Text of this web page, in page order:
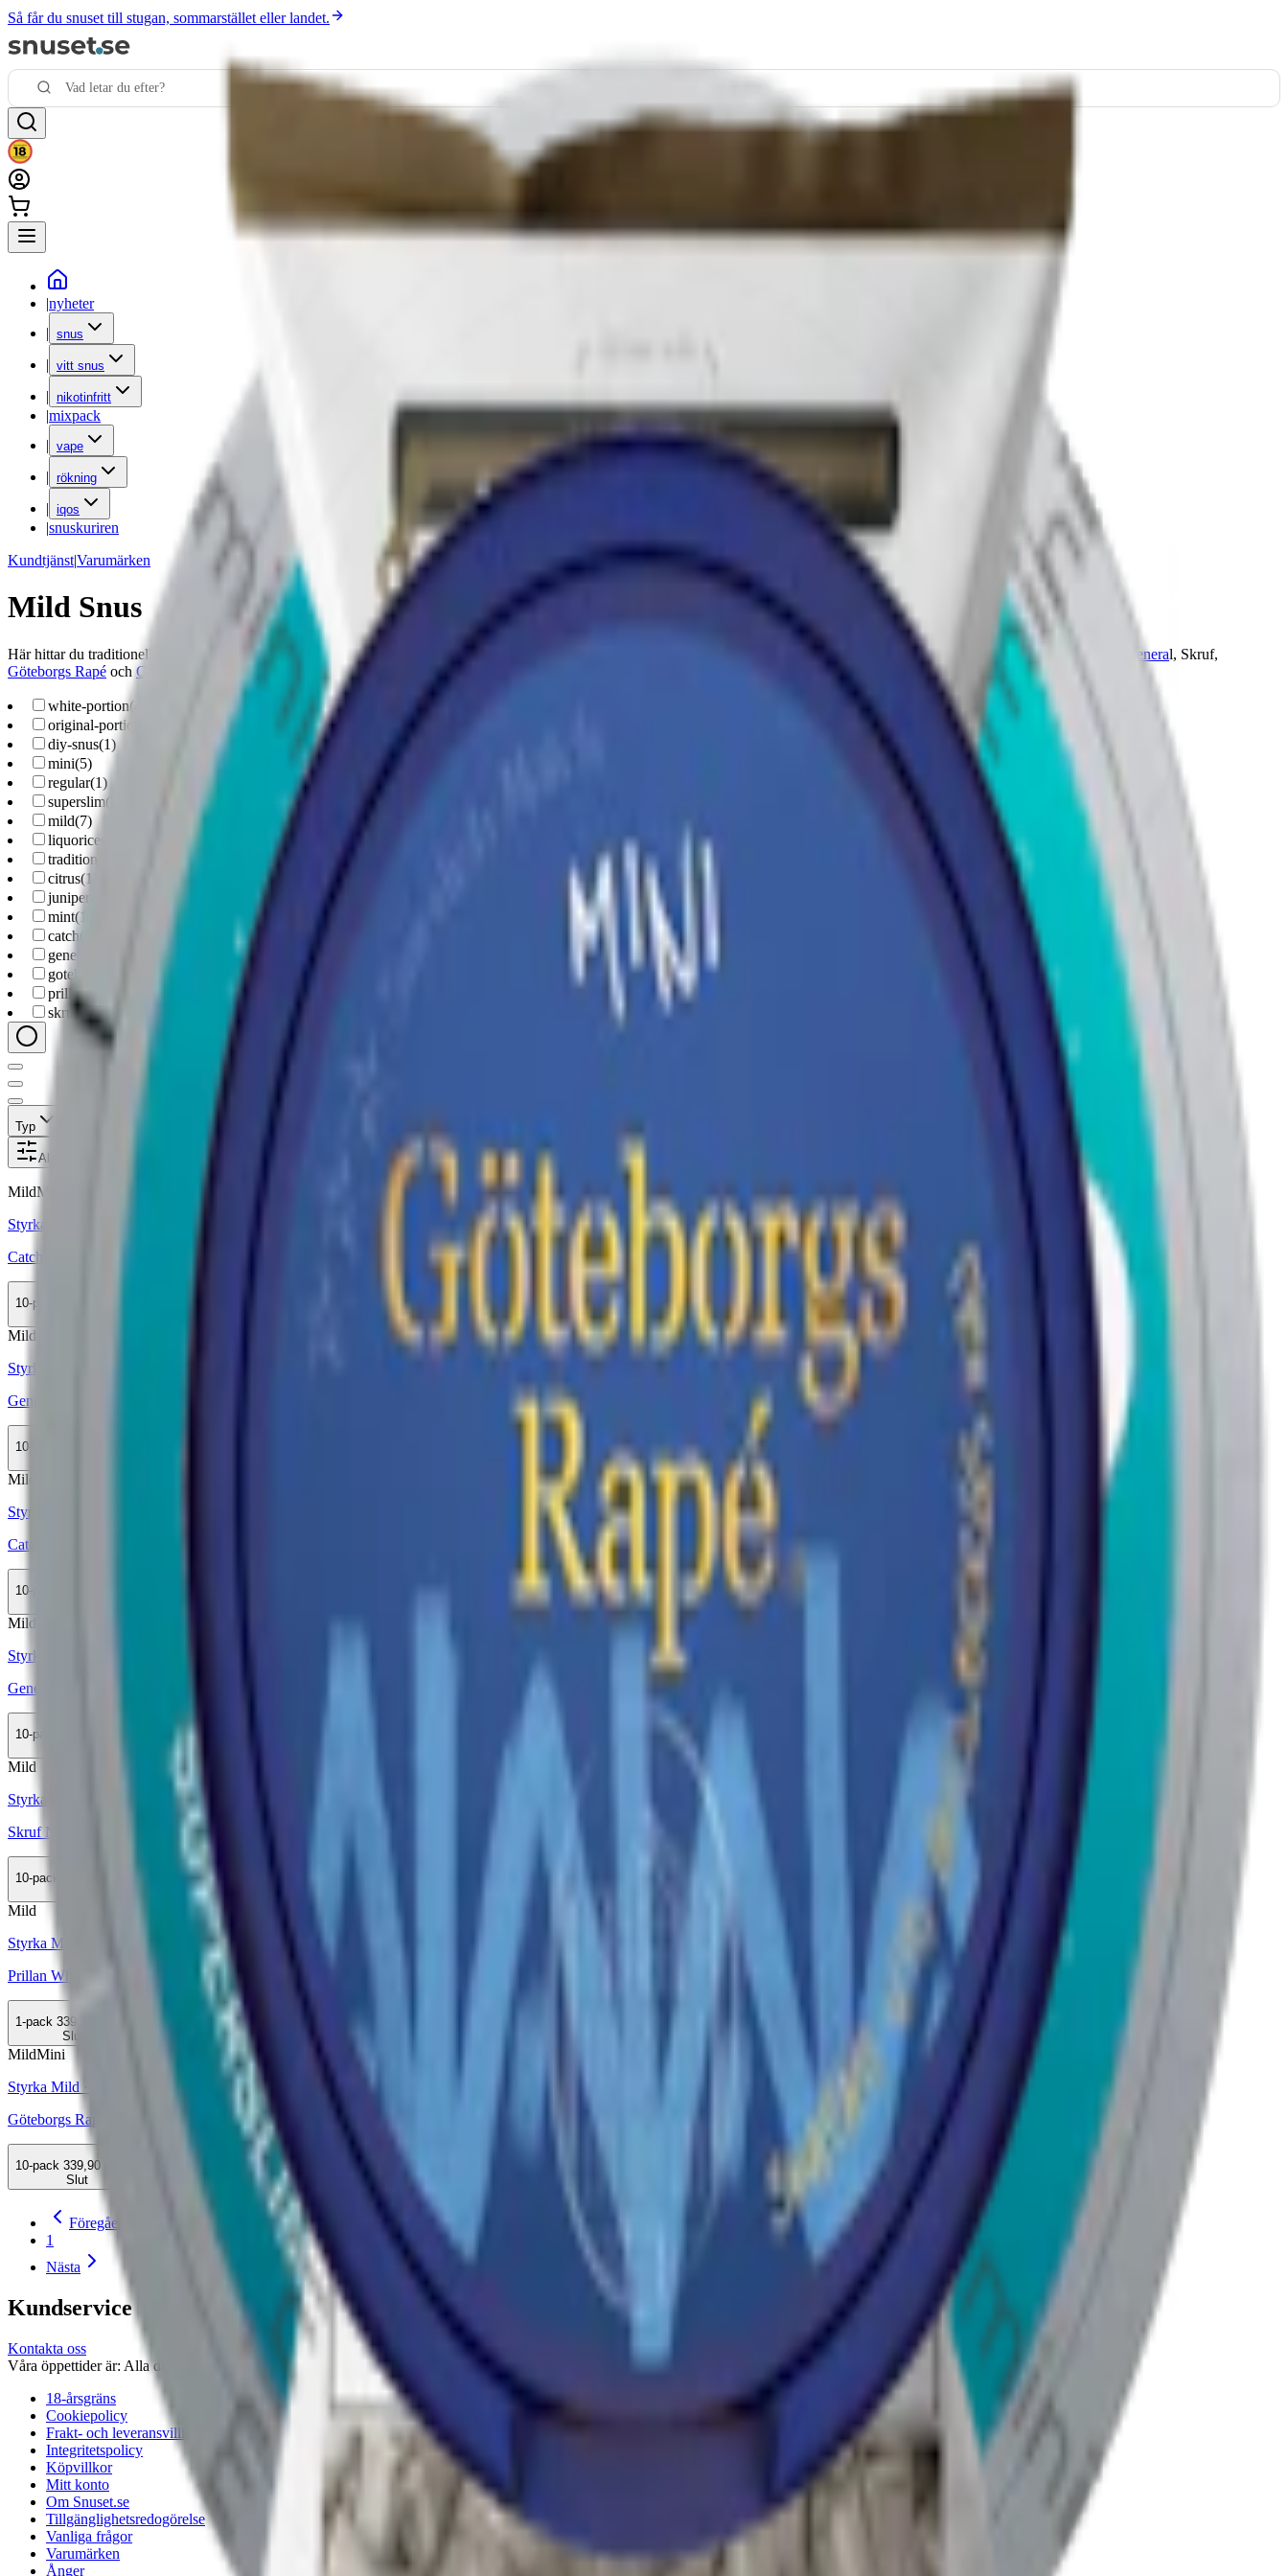
Så får du snuset till stugan, sommarstället eller landet.
|nyheter
| snus
| vitt snus
| nikotinfritt
|mixpack
| vape
| rökning
| iqos
|snuskuriren
Kundtjänst|Varumärken
Mild Snus
Här hittar du traditionellt tobakssnus som klassas som milt snus. Hos oss på snuset.se innebär det snus med nikotin upp till 6 mg per prilla och återfinns bland annat från varumärken som General, Skruf,
Göteborgs Rapé och Catch
white-portion(
original-portion
diy-snus(1)
mini(5)
regular(1)
superslim(
mild(7)
liquorice
traditional
citrus(1
juniper
mint(1
catch(
general
goteborgs-rape
prillan(
skruf( 1)
Typ
Alla filter
MildMini
Styrka Mild · Mini
Catch Licorice White Mini
10-pack
Mild
Styrka Mild · Mini
General Portion Minisnus
10-pack
Mild
Styrka Mild · Mini
Catch Licorice Original Mini
10-pack
Mild
Styrka Mild · Mini
General White Minisnus
10-pack
Mild
Styrka Mild · Superslim
Skruf No. 10 Fresh Superslim White Portion
10-pack
Mild
Styrka Mild · Large
Prillan White Portion
1-pack 339,90 kr
Slut
MildMini
Styrka Mild · Mini
Göteborgs Rapé White Mini
10-pack 339,90 kr
Slut
Föregående
1
Nästa
Kundservice
Kontakta oss
Våra öppettider är: Alla dagar 08:00 - 18:00 Vi svarar vanligtvis inom 24 timmar på vardagar.
18-årsgräns
Cookiepolicy
Frakt- och leveransvillkor
Integritetspolicy
Köpvillkor
Mitt konto
Om Snuset.se
Tillgänglighetsredogörelse
Vanliga frågor
Varumärken
Ånger